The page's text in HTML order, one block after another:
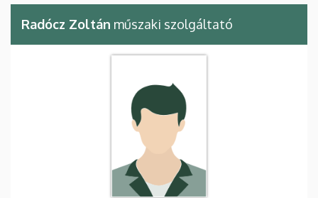
Radócz Zoltán műszaki szolgáltató